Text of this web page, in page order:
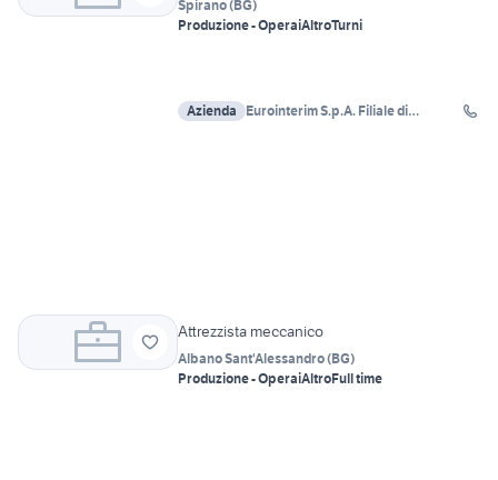
Spirano(BG)
Produzione - OperaiAltroTurni
Azienda
Eurointerim S.p.A. Filiale di
Attrezzista meccanico
Albano Sant'Alessandro(BG)
Produzione - OperaiAltroFull time